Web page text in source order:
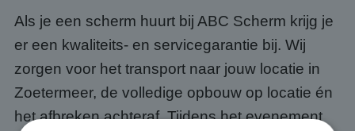
Als je een scherm huurt bij ABC Scherm krijg je
er een kwaliteits- en servicegarantie bij. Wij
zorgen voor het transport naar jouw locatie in
Zoetermeer, de volledige opbouw op locatie én
het afbreken achteraf. Tijdens het evenement